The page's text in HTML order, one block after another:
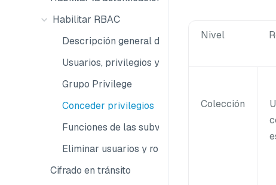
Habilitar RBAC
Descripción general de RBAC
Usuarios, privilegios y roles
Grupo Privilege
Conceder privilegios
Funciones de las subvenciones
Eliminar usuarios y roles
Cifrado en tránsito
Nivel
Colección